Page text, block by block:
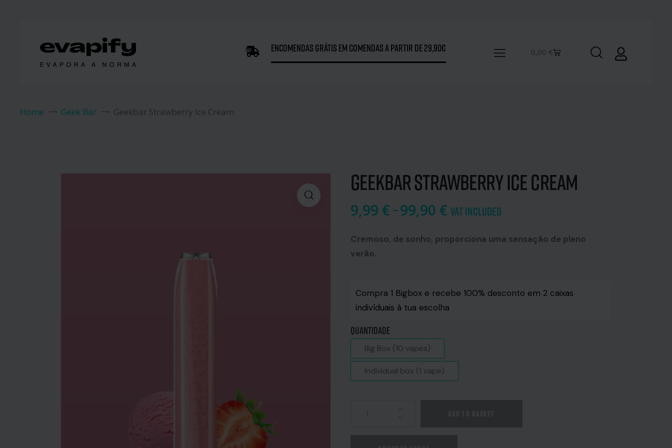
Encomendas grátis em comendas a partir de 29,90€ 0,00 €
Home Geek Bar Geekbar Strawberry Ice Cream
Geekbar Strawberry Ice Cream
9,99 €–99,90 €VAT included
Cremoso, de sonho, proporciona uma sensação de pleno
verão.
Compra 1 Bigbox e recebe 100% desconto em 2 caixas
indivíduais à tua escolha
Quantidade
Big Box (10 vapes)
Individual box (1 vape)